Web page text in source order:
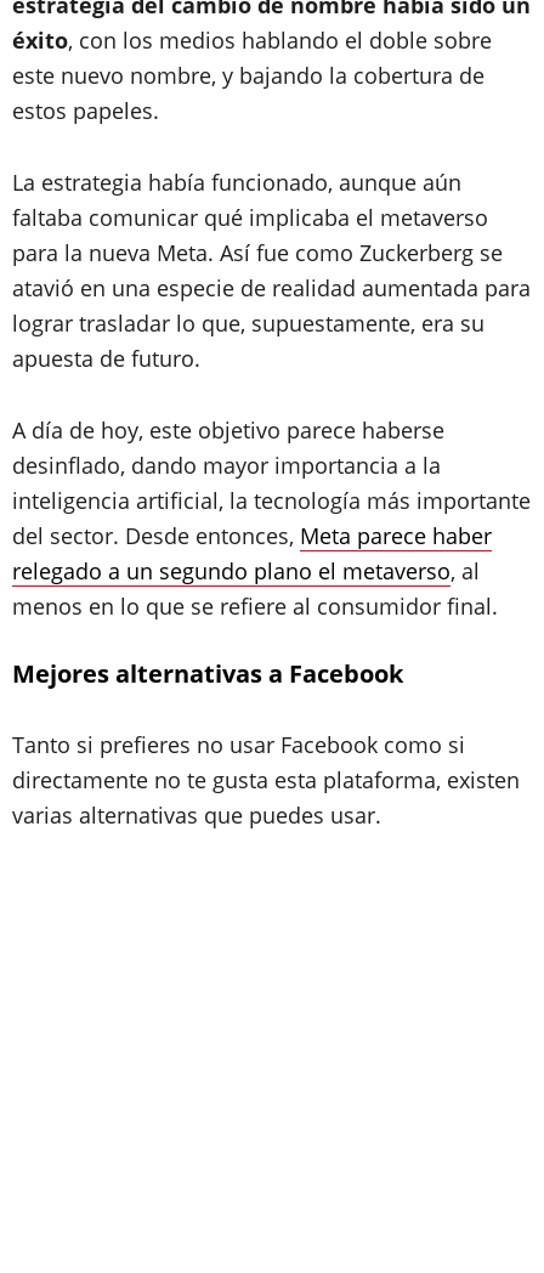
éxito, con los medios hablando el doble sobre
este nuevo nombre, y bajando la cobertura de
estos papeles.
La estrategia había funcionado, aunque aún
faltaba comunicar qué implicaba el metaverso
para la nueva Meta. Así fue como Zuckerberg se
atavió en una especie de realidad aumentada para
lograr trasladar lo que, supuestamente, era su
apuesta de futuro.
A día de hoy, este objetivo parece haberse
desinflado, dando mayor importancia a la
inteligencia artificial, la tecnología más importante
del sector. Desde entonces, Meta parece haber
relegado a un segundo plano el metaverso, al
menos en lo que se refiere al consumidor final.
Mejores alternativas a Facebook
Tanto si prefieres no usar Facebook como si
directamente no te gusta esta plataforma, existen
varias alternativas que puedes usar.